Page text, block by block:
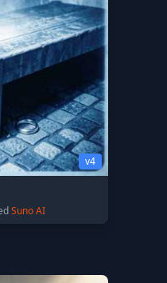
v4
Suno AI